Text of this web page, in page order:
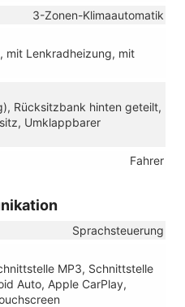
3-Zonen-Klimaautomatik
mit Lenkradheizung, mit
Rücksitzbank hinten geteilt,
Umklappbarer
Fahrer
Sprachsteuerung
MP3, Schnittstelle
Auto, Apple CarPlay,